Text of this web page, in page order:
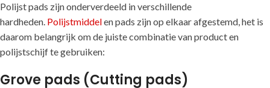
Polijst pads zijn onderverdeeld in verschillende
hardheden. Polijstmiddelen pads zijn op elkaar afgestemd, het is
daarom belangrijk om de juiste combinatie van product en
polijstschijf te gebruiken:
Grove pads (Cutting pads)